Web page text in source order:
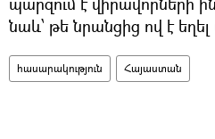
նաև՝ թե նրանցից ով է
հասարակություն Հայաստան